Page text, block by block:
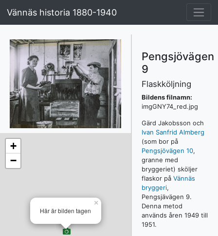
Vännäs historia 1880-1940
Här är bilden tagen
×
+
−
Pengsjövägen
9
Flaskköljning
Bildens filnamn:
imgGNY74_red.jpg
Gärd Jakobsson och
Ivan Sanfrid Almberg
(som bor på
Pengsjövägen 10,
granne med
bryggeriet) sköljer
flaskor på Vännäs
bryggeri,
Pengsjävägen 9.
Denna metod
används åren 1949 till
1951.